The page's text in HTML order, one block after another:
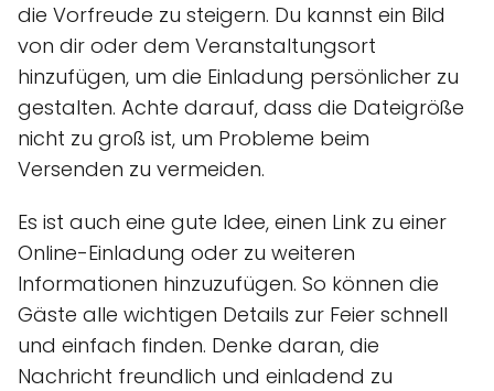
die Vorfreude zu steigern. Du kannst ein Bild
von dir oder dem Veranstaltungsort
hinzufügen, um die Einladung persönlicher zu
gestalten. Achte darauf, dass die Dateigröße
nicht zu groß ist, um Probleme beim
Versenden zu vermeiden.
Es ist auch eine gute Idee, einen Link zu einer
Online-Einladung oder zu weiteren
Informationen hinzuzufügen. So können die
Gäste alle wichtigen Details zur Feier schnell
und einfach finden. Denke daran, die
Nachricht freundlich und einladend zu